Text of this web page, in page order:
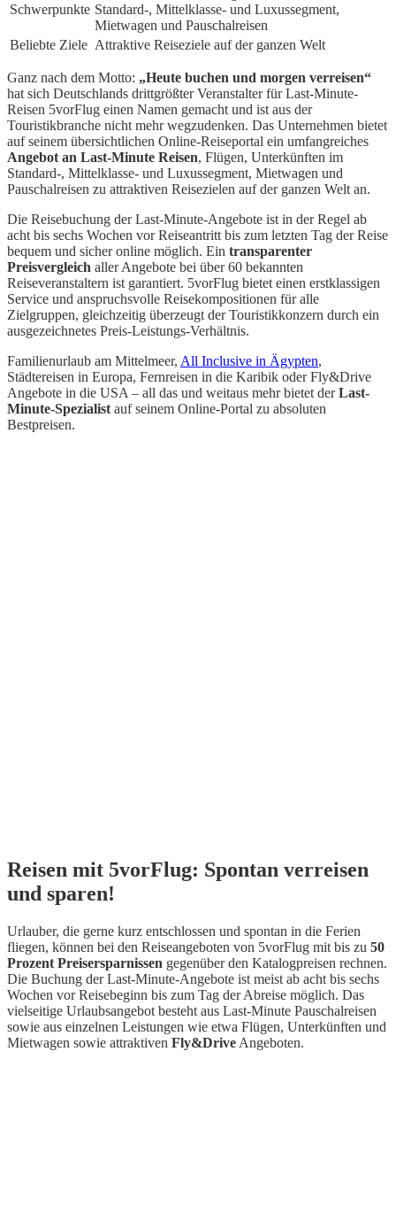
Schwerpunkte Standard-, Mittelklasse- und Luxussegment,
Mietwagen und Pauschalreisen
Beliebte Ziele Attraktive Reiseziele auf der ganzen Welt
Ganz nach dem Motto: „Heute buchen und morgen verreisen“
hat sich Deutschlands drittgrößter Veranstalter für Last-Minute-
Reisen 5vorFlug einen Namen gemacht und ist aus der
Touristikbranche nicht mehr wegzudenken. Das Unternehmen bietet
auf seinem übersichtlichen Online-Reiseportal ein umfangreiches
Angebot an Last-Minute Reisen, Flügen, Unterkünften im
Standard-, Mittelklasse- und Luxussegment, Mietwagen und
Pauschalreisen zu attraktiven Reisezielen auf der ganzen Welt an.
Die Reisebuchung der Last-Minute-Angebote ist in der Regel ab
acht bis sechs Wochen vor Reiseantritt bis zum letzten Tag der Reise
bequem und sicher online möglich. Ein transparenter
Preisvergleich aller Angebote bei über 60 bekannten
Reiseveranstaltern ist garantiert. 5vorFlug bietet einen erstklassigen
Service und anspruchsvolle Reisekompositionen für alle
Zielgruppen, gleichzeitig überzeugt der Touristikkonzern durch ein
ausgezeichnetes Preis-Leistungs-Verhältnis.
Familienurlaub am Mittelmeer, All Inclusive in Ägypten,
Städtereisen in Europa, Fernreisen in die Karibik oder Fly&Drive
Angebote in die USA – all das und weitaus mehr bietet derLast-
Minute-Spezialist auf seinem Online-Portal zu absoluten
Bestpreisen.
Reisen mit 5vorFlug: Spontan verreisen
und sparen!
Urlauber, die gerne kurz entschlossen und spontan in die Ferien
fliegen, können bei den Reiseangeboten von 5vorFlug mit bis zu 50
Prozent Preisersparnissen gegenüber den Katalogpreisen rechnen.
Die Buchung der Last-Minute-Angebote ist meist ab acht bis sechs
Wochen vor Reisebeginn bis zum Tag der Abreise möglich. Das
vielseitige Urlaubsangebot besteht aus Last-Minute Pauschalreisen
sowie aus einzelnen Leistungen wie etwa Flügen, Unterkünften und
Mietwagen sowie attraktiven Fly&Drive Angeboten.